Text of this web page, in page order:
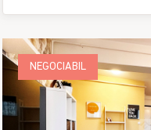
NEGOCIABIL